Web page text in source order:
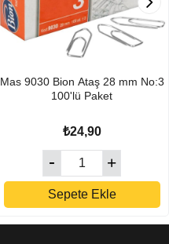
Mas 9030 Bion Ataş 28 mm No:3
100'lü Paket
₺24,90
Sepete Ekle